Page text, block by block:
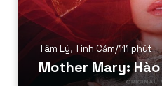
Tâm Lý, Tình Cảm/111 phút
Mother Mary: